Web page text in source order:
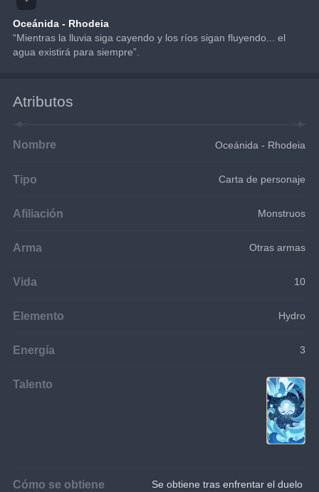
Oceánida - Rhodeia
“Mientras la lluvia siga cayendo y los ríos sigan fluyendo... el
agua existirá para siempre”.
Atributos
Nombre Oceánida - Rhodeia
Tipo Carta de personaje
Afiliación Monstruos
Arma Otras armas
Vida 10
Elemento Hydro
Energía 3
Talento
Cómo se obtiene
Se obtiene tras enfrentar el duelo